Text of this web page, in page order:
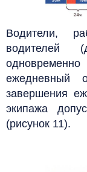
Водители,
водителей
завершения
экипажа
(рисунок 11).